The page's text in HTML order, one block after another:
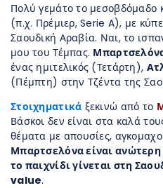
Πολύ γεμάτο το μεσοβδόμαδο
(π.χ. Πρέμιερ, Serie A), με
Σαουδική Αραβία. Ναι, το
μου του Τέμπας.
ένας ημιτελικός (Τετάρτη),
(Πέμπτη) στην Τζέντα της
Στοιχηματικά ξεκινώ από το
Βάσκοι δεν είναι στα καλά
θέματα με απουσίες,
Μπαρτσελόνα είναι
το παιχνίδι γίνεται στη
value.